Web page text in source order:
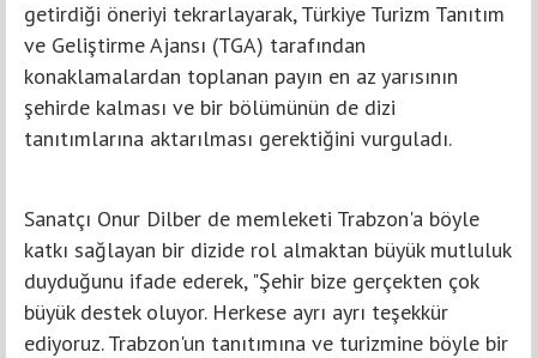
getirdiği öneriyi tekrarlayarak, Türkiye Turizm Tanıtım
ve Geliştirme Ajansı (TGA) tarafından
konaklamalardan toplanan payın en az yarısının
şehirde kalması ve bir bölümünün de dizi
tanıtımlarına aktarılması gerektiğini vurguladı.
Sanatçı Onur Dilber de memleketi Trabzon'a böyle
katkı sağlayan bir dizide rol almaktan büyük mutluluk
duyduğunu ifade ederek, "Şehir bize gerçekten çok
büyük destek oluyor. Herkese ayrı ayrı teşekkür
ediyoruz. Trabzon'un tanıtımına ve turizmine böyle bir